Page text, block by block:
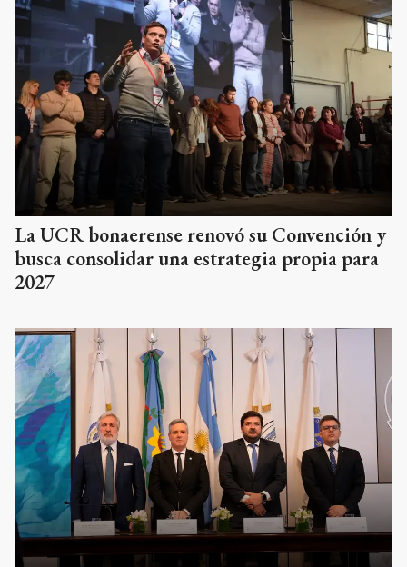
La UCR bonaerense renovó su Convención y
busca consolidar una estrategia propia para
2027